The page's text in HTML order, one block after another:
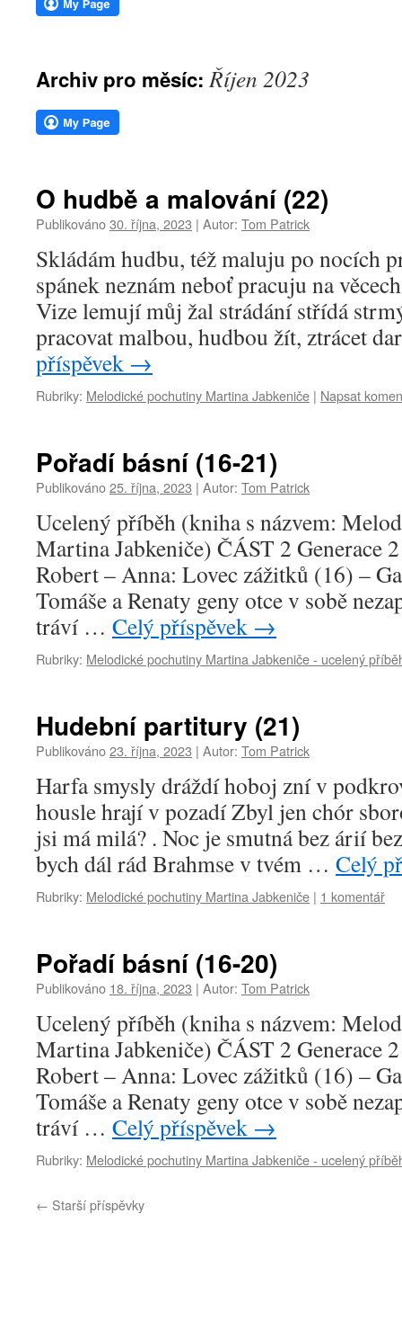
webu
Archiv pro měsíc:Říjen 2023
O hudbě a malování (22)
Publikováno30. října, 2023 | Autor: Tom Patrick
Skládám hudbu, též maluju po nocích
spánek neznám neboť pracuju na
Vize lemují můj žal strádání střídá
pracovat malbou, hudbou žít, ztrácet
příspěvek →
Rubriky: Melodické pochutiny Martina Jabkeniče | Napsat
Pořadí básní (16-21)
Publikováno25. října, 2023 | Autor: Tom Patrick
Ucelený příběh (kniha s názvem:
Martina Jabkeniče) ČÁST 2 Generace
Robert – Anna: Lovec zážitků (16) –
Tomáše a Renaty geny otce v sobě
tráví … Celý příspěvek →
Rubriky: Melodické pochutiny Martina Jabkeniče - ucelený
Hudební partitury (21)
Publikováno23. října, 2023 | Autor: Tom Patrick
Harfa smysly dráždí hoboj zní v
housle hrají v pozadí Zbyl jen chór
jsi má milá? . Noc je smutná bez árií
bych dál rád Brahmse v tvém … Celý
Rubriky: Melodické pochutiny Martina Jabkeniče | 1 komentář
Pořadí básní (16-20)
Publikováno 18. října, 2023 | Autor: Tom Patrick
Ucelený příběh (kniha s názvem:
Martina Jabkeniče) ČÁST 2 Generace
Robert – Anna: Lovec zážitků (16) –
Tomáše a Renaty geny otce v sobě
tráví … Celý příspěvek →
Rubriky: Melodické pochutiny Martina Jabkeniče - ucelený
← Starší příspěvky